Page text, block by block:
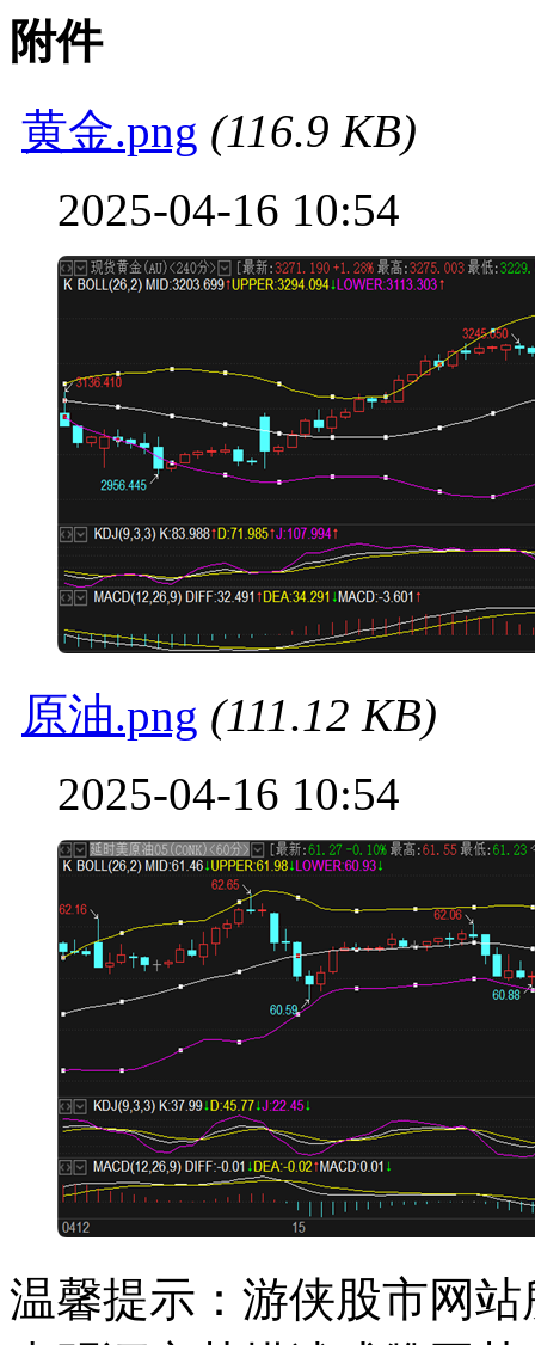
附件
黄金.png (116.9 KB)
2025-04-16 10:54
原油.png (111.12 KB)
2025-04-16 10:54
温馨提示：游侠股市网